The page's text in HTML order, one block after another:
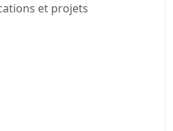
et projets